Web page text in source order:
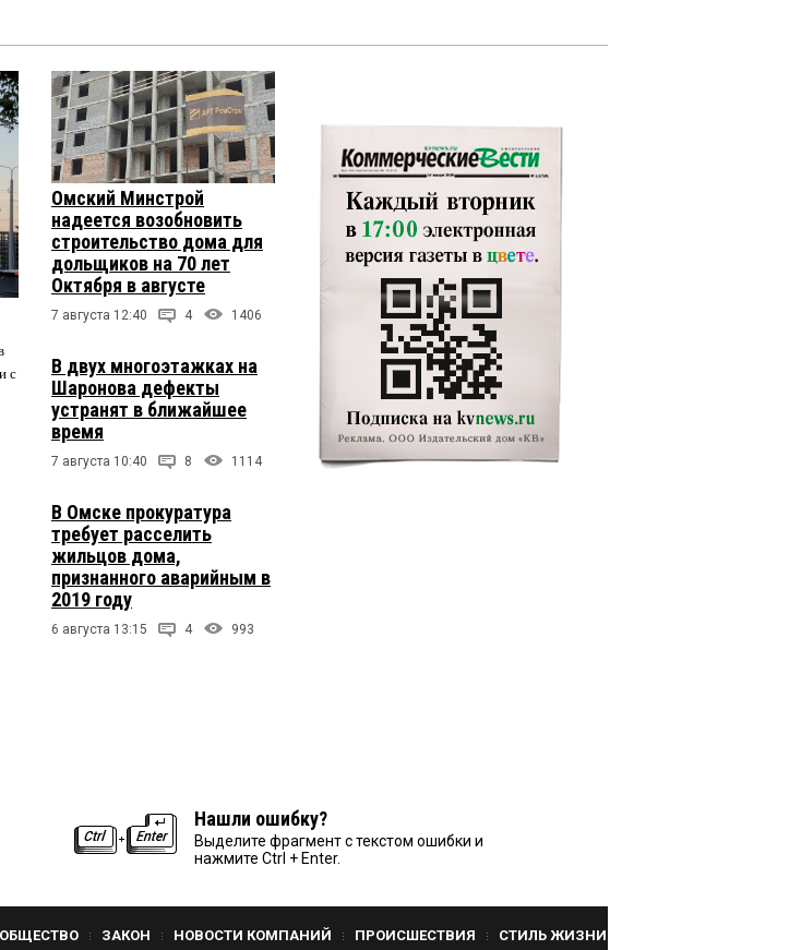
с
Омский Минстрой
надеется возобновить
строительство дома для
дольщиков на 70 лет
Октября в августе
7 августа 12:40 4 1406
В двух многоэтажках на
Шаронова дефекты
устранят в ближайшее
время
7 августа 10:40 8 1114
В Омске прокуратура
требует расселить
жильцов дома,
признанного аварийным в
2019 году
6 августа 13:15 4 993
Нашли ошибку?
Выделите фрагмент с текстом ошибки и
нажмите Ctrl + Enter.
ОБЩЕСТВО ЗАКОН НОВОСТИ КОМПАНИЙ ПРОИСШЕСТВИЯ СТИЛЬ ЖИЗНИ